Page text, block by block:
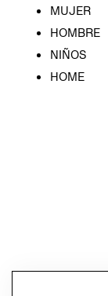
MUJER
HOMBRE
NIÑOS
HOME